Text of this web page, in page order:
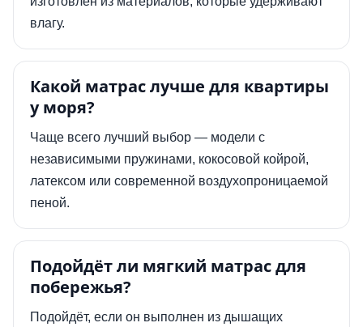
влагу.
Какой матрас лучше для квартиры
у моря?
Чаще всего лучший выбор — модели с
независимыми пружинами, кокосовой койрой,
латексом или современной воздухопроницаемой
пеной.
Подойдёт ли мягкий матрас для
побережья?
Подойдёт, если он выполнен из дышащих